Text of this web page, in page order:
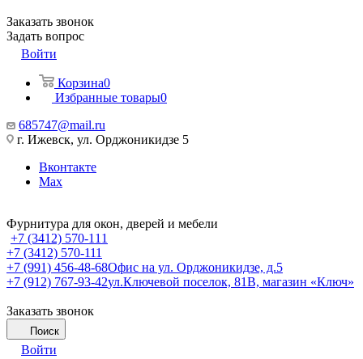
Заказать звонок
Задать вопрос
Войти
Корзина0
Избранные товары0
685747@mail.ru
г. Ижевск, ул. Орджоникидзе 5
Вконтакте
Max
Фурнитура для окон, дверей и мебели
+7 (3412) 570-111
+7 (3412) 570-111
+7 (991) 456-48-68Офис на ул. Орджоникидзе, д.5
+7 (912) 767-93-42ул.Ключевой поселок, 81В, магазин «Ключ»
Заказать звонок
Поиск
Войти